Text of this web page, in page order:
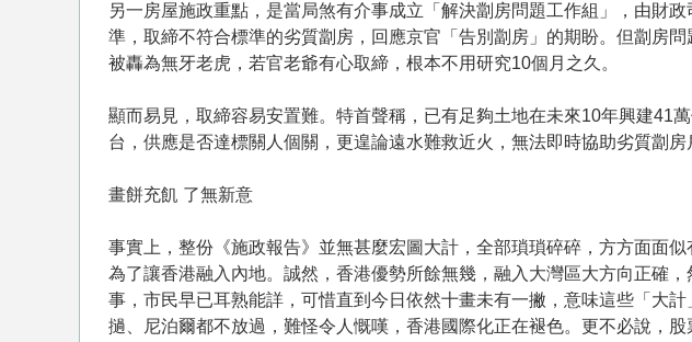
另一房屋施政重點，是當局煞有介事成立「解決劏房問題工作組」，由財
準，取締不符合標準的劣質劏房，回應京官「告別劏房」的期盼。但劏房
被轟為無牙老虎，若官老爺有心取締，根本不用研究10個月之久。
顯而易見，取締容易安置難。特首聲稱，已有足夠土地在未來10年興建41
台，供應是否達標關人個關，更遑論遠水難救近火，無法即時協助劣質劏
畫餅充飢 了無新意
事實上，整份《施政報告》並無甚麼宏圖大計，全部瑣瑣碎碎，方方面面
為了讓香港融入內地。誠然，香港優勢所餘無幾，融入大灣區大方向正確
事，市民早已耳熟能詳，可惜直到今日依然十畫未有一撇，意味這些「大
撾、尼泊爾都不放過，難怪令人慨嘆，香港國際化正在褪色。更不必說，股